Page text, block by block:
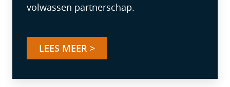
volwassen partnerschap.
LEES MEER >